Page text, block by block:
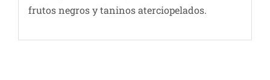
frutos negros y taninos aterciopelados.